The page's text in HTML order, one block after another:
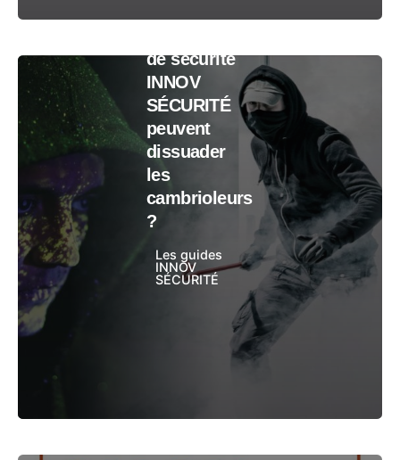
de sécurité
INNOV
SÉCURITÉ
peuvent
dissuader
les
cambrioleurs
?
Les guides
INNOV
SÉCURITÉ